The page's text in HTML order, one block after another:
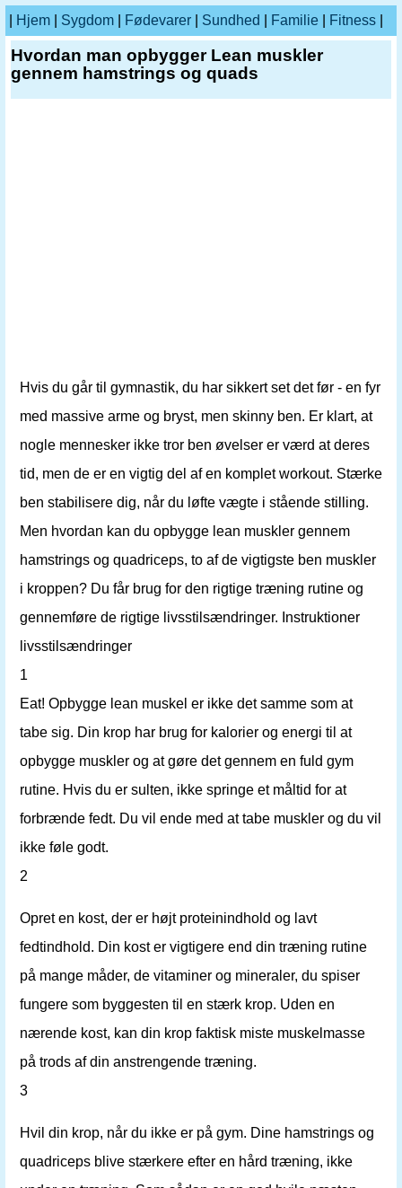
Hjem Sygdom Fødevarer Sundhed Familie Fitness
Hvordan man opbygger Lean muskler
gennem hamstrings og quads
Hvis du går til gymnastik, du har sikkert set det før - en fyr
med massive arme og bryst, men skinny ben. Er klart, at
nogle mennesker ikke tror ben øvelser er værd at deres
tid, men de er en vigtig del af en komplet workout. Stærke
ben stabilisere dig, når du løfte vægte i stående stilling.
Men hvordan kan du opbygge lean muskler gennem
hamstrings og quadriceps, to af de vigtigste ben muskler
i kroppen? Du får brug for den rigtige træning rutine og
gennemføre de rigtige livsstilsændringer. Instruktioner
livsstilsændringer
1
Eat! Opbygge lean muskel er ikke det samme som at
tabe sig. Din krop har brug for kalorier og energi til at
opbygge muskler og at gøre det gennem en fuld gym
rutine. Hvis du er sulten, ikke springe et måltid for at
forbrænde fedt. Du vil ende med at tabe muskler og du vil
ikke føle godt.
2
Opret en kost, der er højt proteinindhold og lavt
fedtindhold. Din kost er vigtigere end din træning rutine
på mange måder, de vitaminer og mineraler, du spiser
fungere som byggesten til en stærk krop. Uden en
nærende kost, kan din krop faktisk miste muskelmasse
på trods af din anstrengende træning.
3
Hvil din krop, når du ikke er på gym. Dine hamstrings og
quadriceps blive stærkere efter en hård træning, ikke